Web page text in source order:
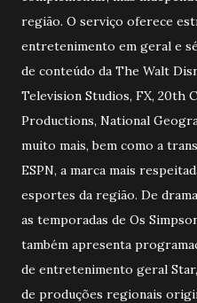
região. O serviço oferece
entretenimento em geral e
de conteúdo da The Walt
Television Studios, FX, 20th
Productions, National
muito mais, bem como a
ESPN, a marca mais
esportes da região. De
as temporadas de Os
também apresenta
de entretenimento geral
de produções regionais